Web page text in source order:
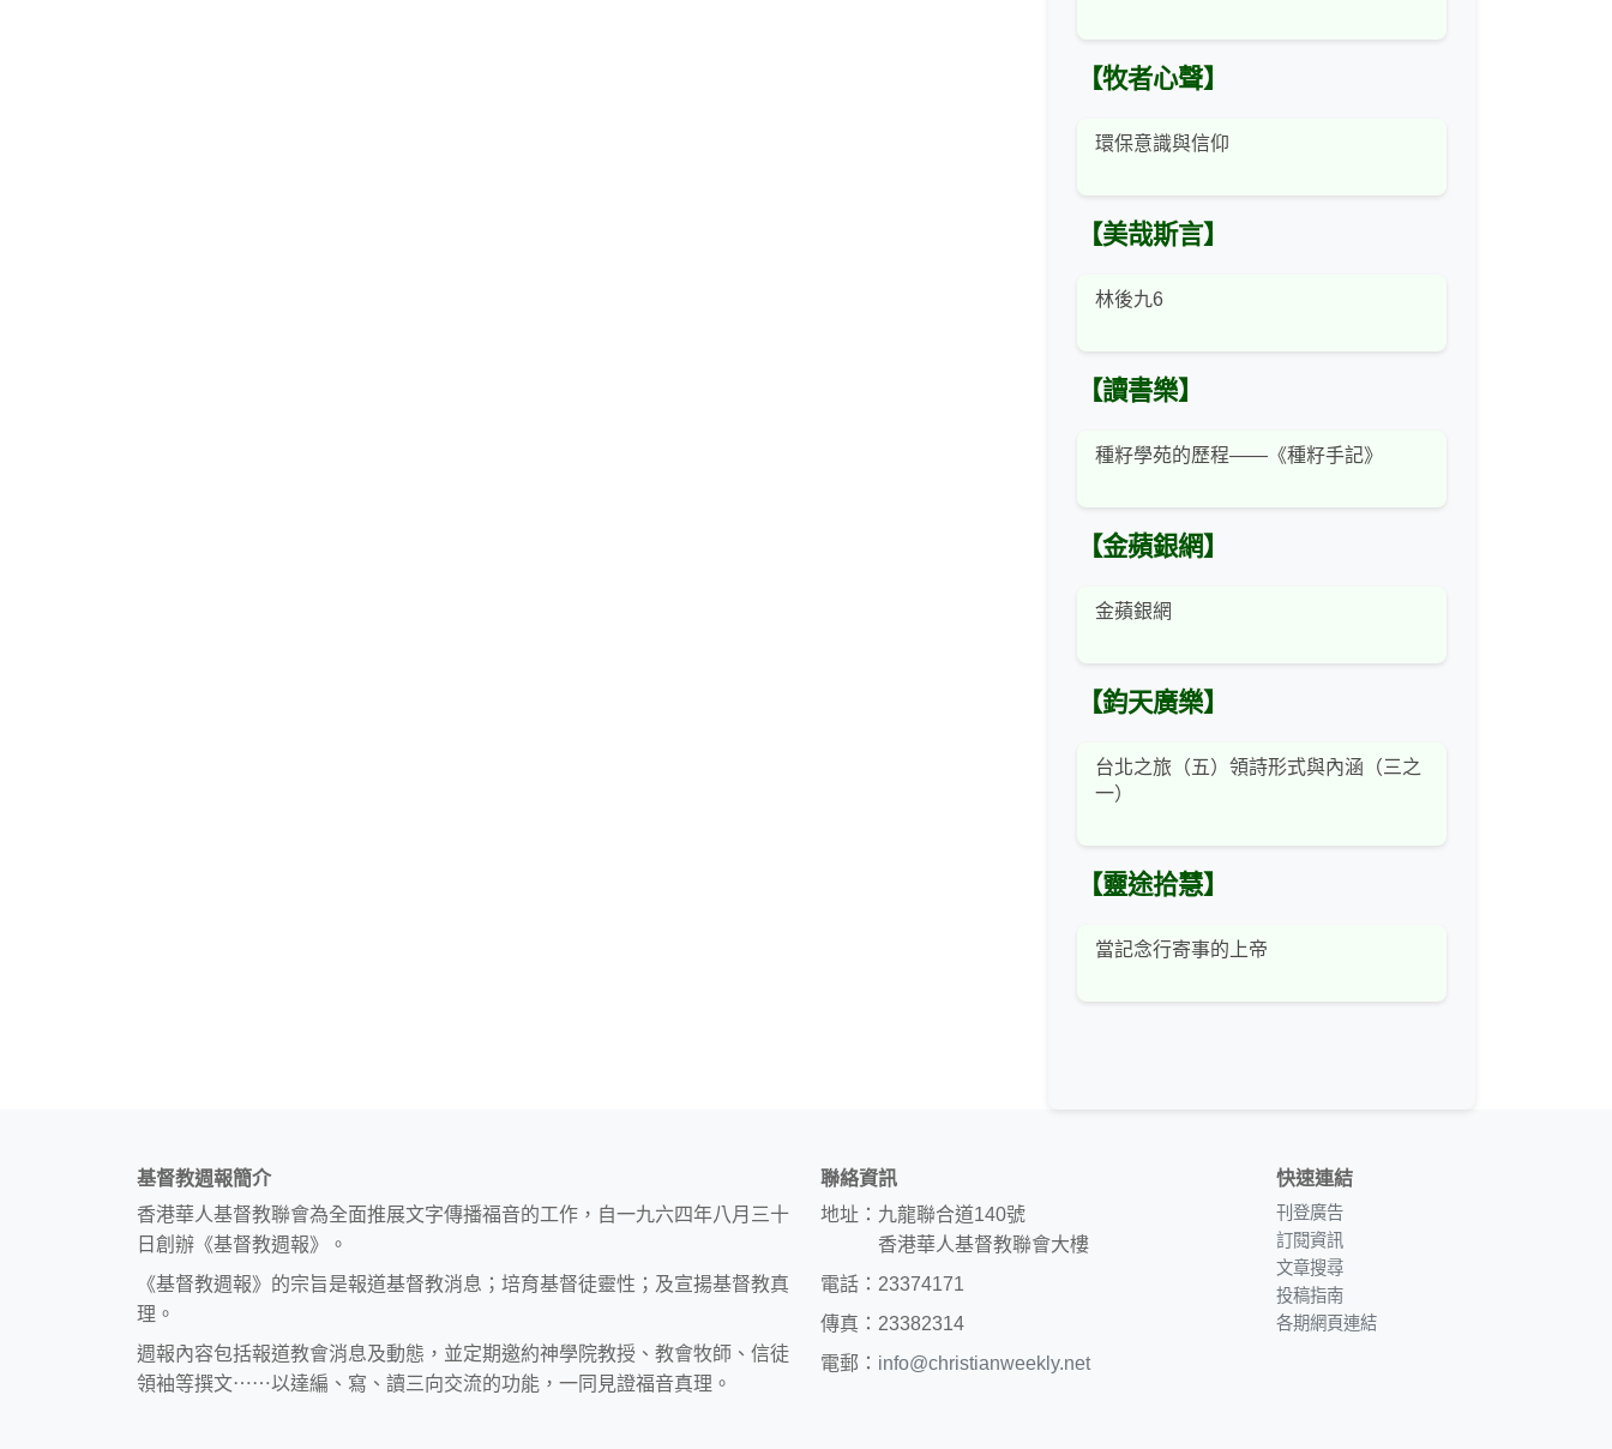
【牧者心聲】
環保意識與信仰
【美哉斯言】
林後九6
【讀書樂】
種籽學苑的歷程——《種籽手記》
【金蘋銀網】
金蘋銀網
【鈞天廣樂】
台北之旅（五）領詩形式與內涵（三之
一）
【靈途拾慧】
當記念行寄事的上帝
基督教週報簡介
香港華人基督教聯會為全面推展文字傳播福音的工作，自一九六四年八月三十
日創辦《基督教週報》。
《基督教週報》的宗旨是報道基督教消息；培育基督徒靈性；及宣揚基督教真
理。
週報內容包括報道教會消息及動態，並定期邀約神學院教授、教會牧師、信徒
領袖等撰文⋯⋯以達編、寫、讀三向交流的功能，一同見證福音真理。
聯絡資訊
地址：九龍聯合道140號
香港華人基督教聯會大樓
電話：23374171
傳真：23382314
電郵： info@christianweekly.net
快速連結
刊登廣告
訂閱資訊
文章搜尋
投稿指南
各期網頁連結